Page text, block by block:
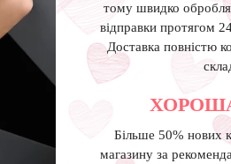
тому швидко
відправки протягом
Доставка повністю
Більше 50% нових
магазину за